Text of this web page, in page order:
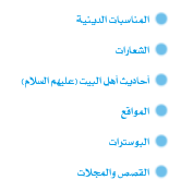
المناسبات الدينية
الشعارات
أحاديث أهل البيت (عليهم السلام)
المواقع
البوسترات
القصص والمجلات